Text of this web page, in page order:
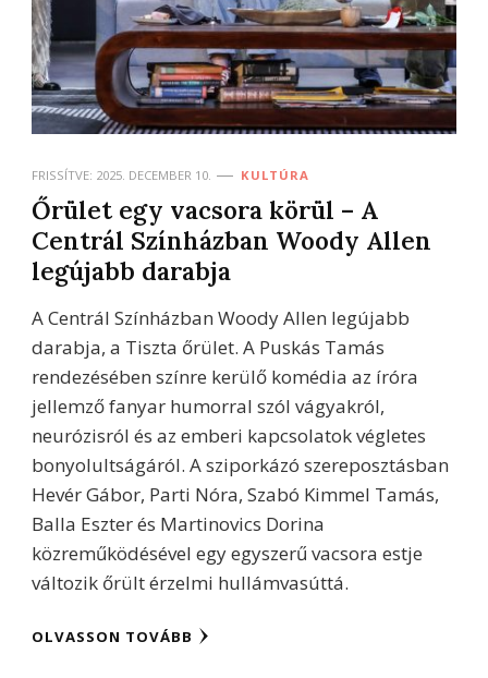
FRISSÍTVE: 2025. DECEMBER 10. KULTÚRA
Őrület egy vacsora körül – A
Centrál Színházban Woody Allen
legújabb darabja
A Centrál Színházban Woody Allen legújabb
darabja, a Tiszta őrület. A Puskás Tamás
rendezésében színre kerülő komédia az íróra
jellemző fanyar humorral szól vágyakról,
neurózisról és az emberi kapcsolatok végletes
bonyolultságáról. A sziporkázó szereposztásban
Hevér Gábor, Parti Nóra, Szabó Kimmel Tamás,
Balla Eszter és Martinovics Dorina
közreműködésével egy egyszerű vacsora estje
változik őrült érzelmi hullámvasúttá.
OLVASSON TOVÁBB